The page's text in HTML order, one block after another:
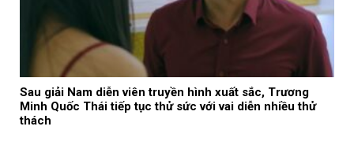
Sau giải Nam diễn viên truyền hình xuất sắc, Trương
Minh Quốc Thái tiếp tục thử sức với vai diễn nhiều thử
thách